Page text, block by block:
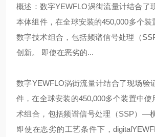
概述：数字YEWFLO涡街流量计结合了
本体组件，在全球安装的450,000多个
数字技术组合，包括频谱信号处理（
创新。 即使在恶劣的...
数字YEWFLO涡街流量计结合了现场验
件，在全球安装的450,000多个装置中
术组合，包括频谱信号处理（SSP）—
即使在恶劣的工艺条件下，